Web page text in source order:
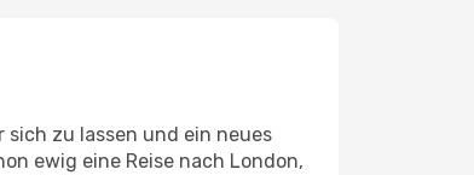
sich zu lassen und ein neues
ewig eine Reise nach London,